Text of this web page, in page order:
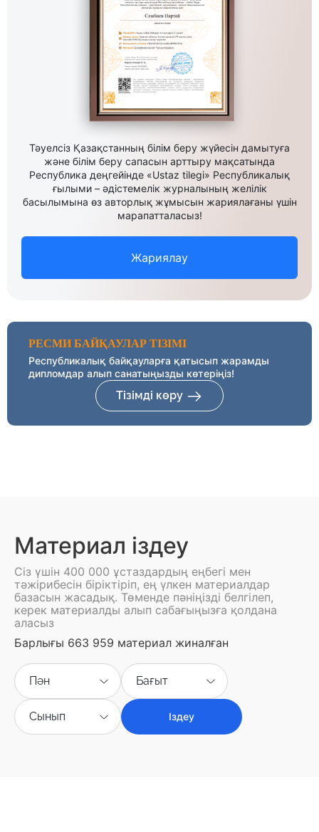
Тәуелсіз Қазақстанның білім беру жүйесін дамытуға
және білім беру сапасын арттыру мақсатында
Республика деңгейінде «Ustaz tilegi» Республикалық
ғылыми – әдістемелік журналының желілік
басылымына өз авторлық жұмысын жариялағаны үшін
марапатталасыз!
Жариялау
РЕСМИ БАЙҚАУЛАР ТІЗІМІ
Республикалық байқауларға қатысып жарамды
дипломдар алып санатыңызды көтеріңіз!
Тізімді көру
Материал іздеу
Сіз үшін 400 000 ұстаздардың еңбегі мен
тәжірибесін біріктіріп, ең үлкен материалдар
базасын жасадық. Төменде пәніңізді белгілеп,
керек материалды алып сабағыңызға қолдана
аласыз
Барлығы 663 959 материал жиналған
Пән Бағыт
Сынып Іздеу